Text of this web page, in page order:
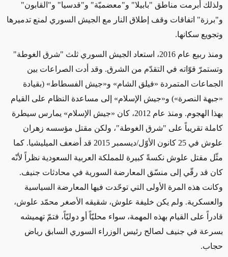
ولذلك أبرمت مناطق "بابيلا" و"معضميّة" و"قدسيا" و"القابون"
و"برزة" اتفاقات وقف إطلاق النار مع الجيش السوري لمنع تدميرها
وتجويع سكانها.
ومنذ ربيع عام 2016، استعاد الجيش السوري ثلث "شرق الغوطة"
وتستمرّ قوّاته في التقدّم من الشرق. وقد أدت الصراعات بين
الجماعات المتمردة «فيلق الشام» و«جيش الفسطاط» (بقيادة
«جبهة النصرة») و«جيش الإسلام» إلى مساعدة النظام على القيام
بهذا الهجوم. ومنذ عام 2012، كان «جيش الإسلام» يمارس سيطرة
كاملة تقريباً على "شرق الغوطة"، ولكن مقتل مؤسسه زهران
علوش في 25 كانون الأوّل/ديسمبر 2015 قد أضعف الميليشيا. كما
مثّل مقتل علوش نكسةً كبيرة للمملكة العربية السعودية نظراً لأنّه
كان قد رقّي إلى منسّق المعارضة السورية في محادثات جنيف.
وكانت هذه المرة الأولى التي توحّدت فيها المعارضة السياسية
والعسكرية. ولم يكن خليفة علوش، شقيقه الأصغر محمّد علوش،
قادراً على القيام بهذه المهمة، سواء محليّاً أو دوليّاً، فتمّ تهميشه
بسرعة في جنيف لصالح رئيس الوزراء السوري السابق رياض
حجاب.